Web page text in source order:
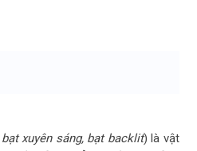
bạt xuyên sáng, bạt backlit) là vật